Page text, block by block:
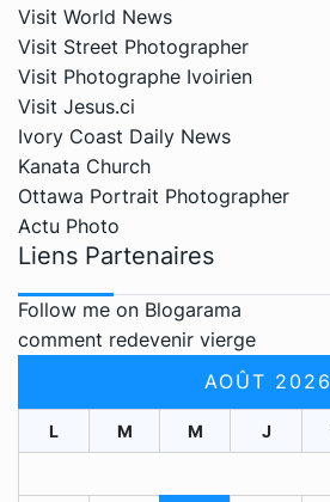
Visit World News
Visit Street Photographer
Visit Photographe Ivoirien
Visit Jesus.ci
Ivory Coast Daily News
Kanata Church
Ottawa Portrait Photographer
Actu Photo
Liens Partenaires
Follow me on Blogarama
comment redevenir vierge
AOÛT 2026
L M M J